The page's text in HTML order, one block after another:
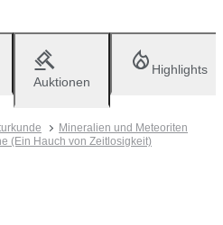
Auktionen
Highlights
Mineralien und Meteoriten
(Ein Hauch von Zeitlosigkeit)